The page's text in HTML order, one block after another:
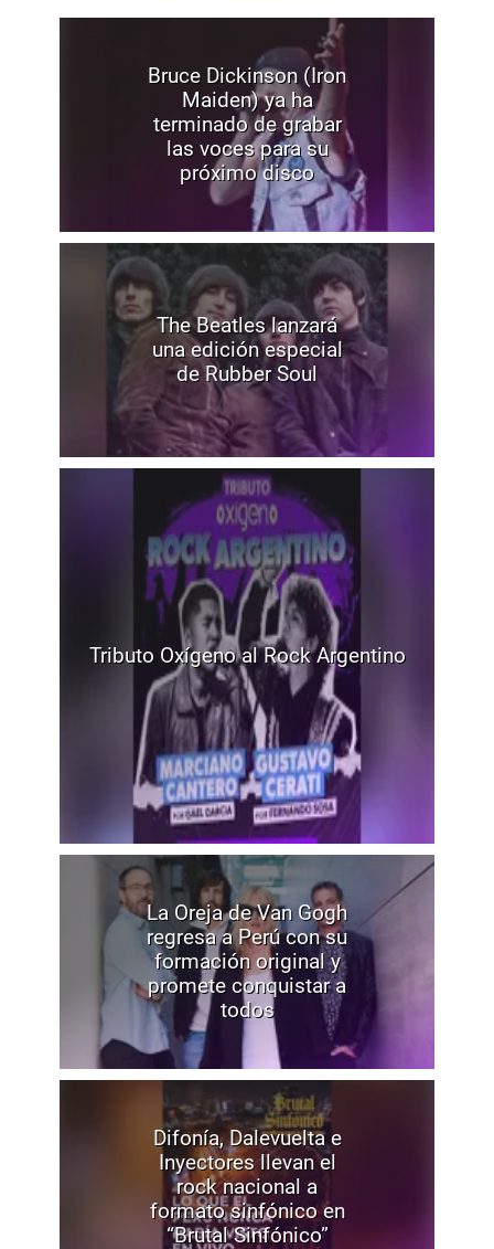
Bruce Dickinson (Iron
Maiden) ya ha
terminado de grabar
las voces para su
próximo disco
The Beatles lanzará
una edición especial
de Rubber Soul
Tributo Oxígeno al Rock Argentino
La Oreja de Van Gogh
regresa a Perú con su
formación original y
promete conquistar a
todos
Difonía, Dalevuelta e
Inyectores llevan el
rock nacional a
formato sinfónico en
“Brutal Sinfónico”